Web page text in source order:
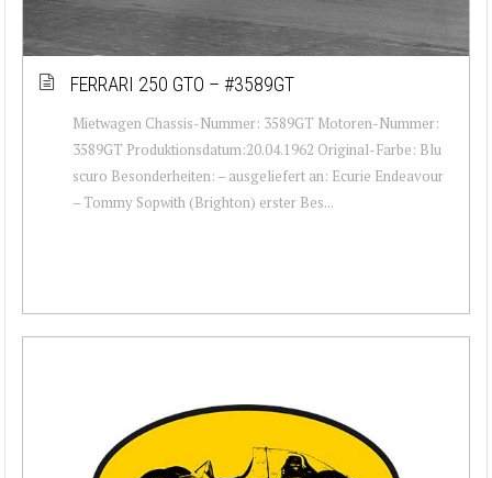
FERRARI 250 GTO – #3589GT
Mietwagen Chassis-Nummer: 3589GT Motoren-Nummer:
3589GT Produktionsdatum:20.04.1962 Original-Farbe: Blu
scuro Besonderheiten: – ausgeliefert an: Ecurie Endeavour
– Tommy Sopwith (Brighton) erster Bes...